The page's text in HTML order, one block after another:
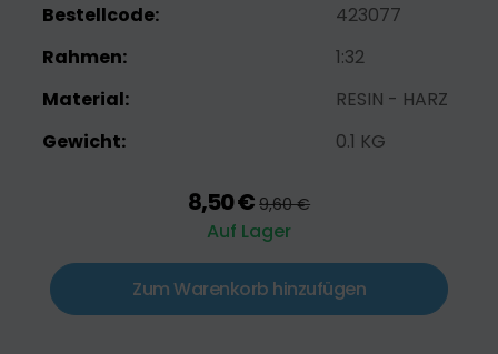
Bestellcode:
423077
Rahmen:
1:32
Material:
RESIN - HARZ
Gewicht:
0.1 KG
8,50 € 9,60 €
Auf Lager
Zum Warenkorb hinzufügen